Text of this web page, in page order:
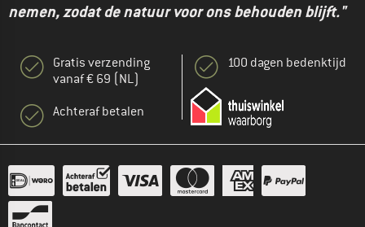
nemen, zodat de natuur voor ons behouden blijft."
Gratis verzending
vanaf € 69 (NL)
Achteraf betalen
100 dagen bedenktijd